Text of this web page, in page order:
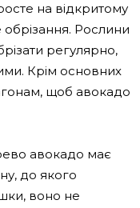
на відкритому
обрізання. Рослини
регулярно,
Крім основних
щоб авокадо
авокадо має
до якого
воно не